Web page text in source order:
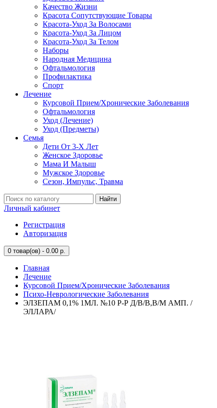
Качество Жизни
Красота Сопутствующие Товары
Красота-Уход За Волосами
Красота-Уход За Лицом
Красота-Уход За Телом
Наборы
Народная Медицина
Офтальмология
Профилактика
Спорт
Лечение
Курсовой Прием/Хронические Заболевания
Офтальмология
Уход (Лечение)
Уход (Предметы)
Семья
Дети От 3-Х Лет
Женское Здоровье
Мама И Малыш
Мужское Здоровье
Сезон, Импульс, Травма
Найти
Личный кабинет
Регистрация
Авторизация
0 товар(ов) - 0.00 р.
Главная
Лечение
Курсовой Прием/Хронические Заболевания
Психо-Неврологические Заболевания
ЭЛЗЕПАМ 0,1% 1МЛ. №10 Р-Р Д/В/В,В/М АМП. /
ЭЛЛАРА/